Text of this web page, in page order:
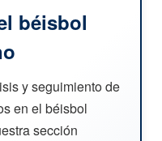
béisbol
y seguimiento de
en el béisbol
sección